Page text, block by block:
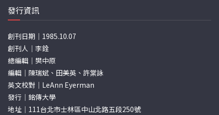
發行資訊
創刊日期｜1985.10.07
創刊人｜李銓
總編輯｜樊中原
編輯｜陳瑞斌、田美英、許棠詠
英文校對｜LeAnn Eyerman
發行｜銘傳大學
地址｜111台北市士林區中山北路五段250號